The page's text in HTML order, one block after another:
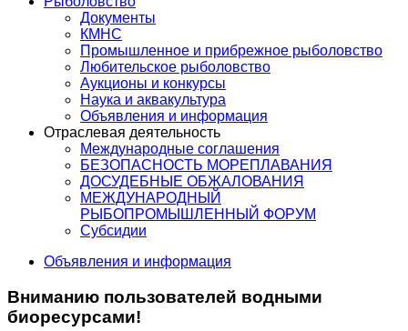
Документы
КМНС
Промышленное и прибрежное рыболовство
Любительское рыболовство
Аукционы и конкурсы
Наука и аквакультура
Объявления и информация
Отраслевая деятельность
Международные соглашения
БЕЗОПАСНОСТЬ МОРЕПЛАВАНИЯ
ДОСУДЕБНЫЕ ОБЖАЛОВАНИЯ
МЕЖДУНАРОДНЫЙ
РЫБОПРОМЫШЛЕННЫЙ ФОРУМ
Субсидии
Объявления и информация
Вниманию пользователей водными
биоресурсами!